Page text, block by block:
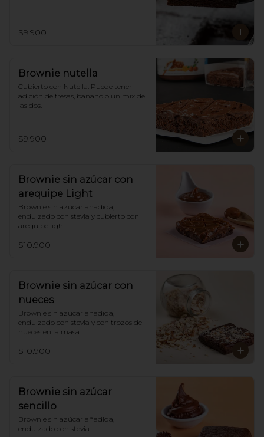
$9.900
Brownie nutella
Cubierto con Nutella. Puede tener
adición de fresas, banano o un mix de
las dos.
$9.900
Brownie sin azúcar con
arequipe Light
Brownie sin azúcar añadida,
endulzado con stevia y cubierto con
arequipe light.
$10.900
Brownie sin azúcar con
nueces
Brownie sin azúcar añadida,
endulzado con stevia y con trozos de
nueces en la masa.
$10.900
Brownie sin azúcar
sencillo
Brownie sin azúcar añadida,
endulzado con stevia.